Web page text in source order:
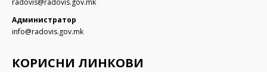
radovis@radovis.gov.mk
Администратор
info@radovis.gov.mk
КОРИСНИ ЛИНКОВИ